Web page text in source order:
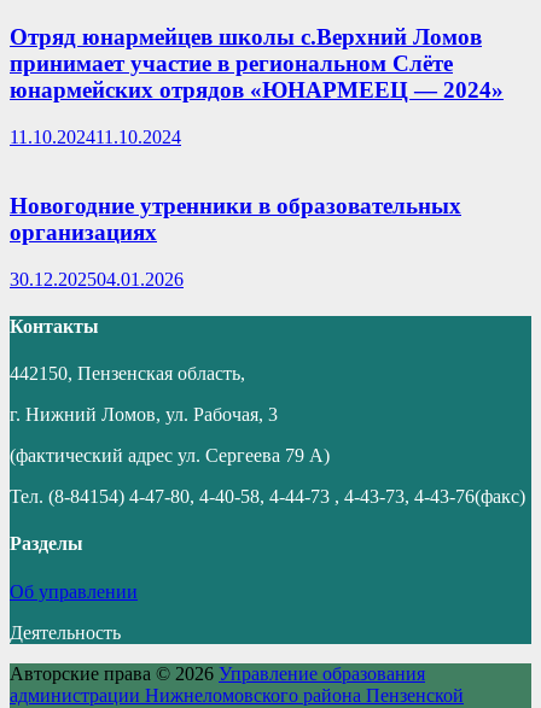
Отряд юнармейцев школы с.Верхний Ломов
принимает участие в региональном Слёте
юнармейских отрядов «ЮНАРМЕЕЦ — 2024»
11.10.202411.10.2024
Новогодние утренники в образовательных
организациях
30.12.202504.01.2026
Контакты
442150, Пензенская область,
г. Нижний Ломов, ул. Рабочая, 3
(фактический адрес ул. Сергеева 79 А)
Тел. (8-84154) 4-47-80, 4-40-58, 4-44-73 , 4-43-73, 4-43-76(факс)
Разделы
Об управлении
Деятельность
Авторские права © 2026 Управление образования
администрации Нижнеломовского района Пензенской